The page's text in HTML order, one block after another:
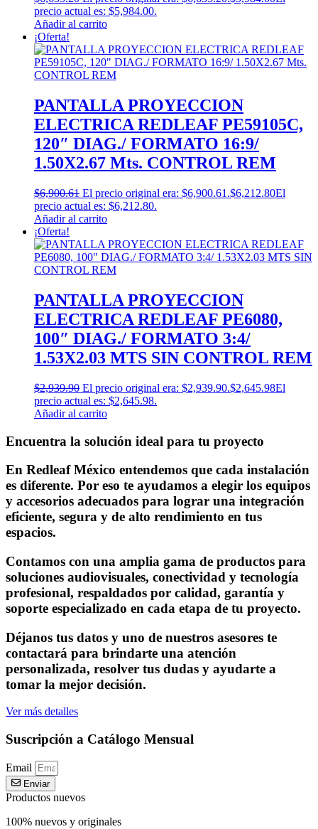
precio actual es: $5,984.00.
Añadir al carrito
¡Oferta!
PANTALLA PROYECCION
ELECTRICA REDLEAF PE59105C,
120″ DIAG./ FORMATO 16:9/
1.50X2.67 Mts. CONTROL REM
$6,900.61 El precio original era: $6,900.61.$6,212.80El
precio actual es: $6,212.80.
Añadir al carrito
¡Oferta!
PANTALLA PROYECCION
ELECTRICA REDLEAF PE6080,
100″ DIAG./ FORMATO 3:4/
1.53X2.03 MTS SIN CONTROL REM
$2,939.90 El precio original era: $2,939.90.$2,645.98El
precio actual es: $2,645.98.
Añadir al carrito
Encuentra la solución ideal para tu proyecto
En Redleaf México entendemos que cada instalación
es diferente. Por eso te ayudamos a elegir los equipos
y accesorios adecuados para lograr una integración
eficiente, segura y de alto rendimiento en tus
espacios.
Contamos con una amplia gama de productos para
soluciones audiovisuales, conectividad y tecnología
profesional, respaldados por calidad, garantía y
soporte especializado en cada etapa de tu proyecto.
Déjanos tus datos y uno de nuestros asesores te
contactará para brindarte una atención
personalizada, resolver tus dudas y ayudarte a
tomar la mejor decisión.
Ver más detalles
Suscripción a Catálogo Mensual
Email
Enviar
Productos nuevos
100% nuevos y originales